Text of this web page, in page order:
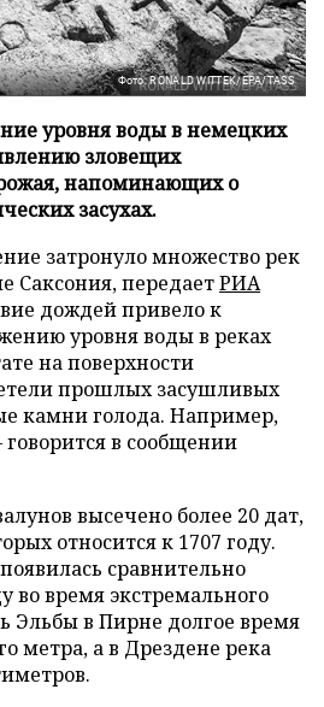
Фото: RONALD WITTEK/EPA/TASS
уровня воды в немецких
зловещих
напоминающих о
засухах.
затронуло множество рек
Саксония, передаетРИА
дождей привело к
уровня воды в реках
на поверхности
прошлых засушливых
камни голода. Например,
в сообщении
высечено более 20 дат,
относится к 1707 году.
сравнительно
во время экстремального
Эльбы в Пирне долгое время
метра, а в Дрездене река